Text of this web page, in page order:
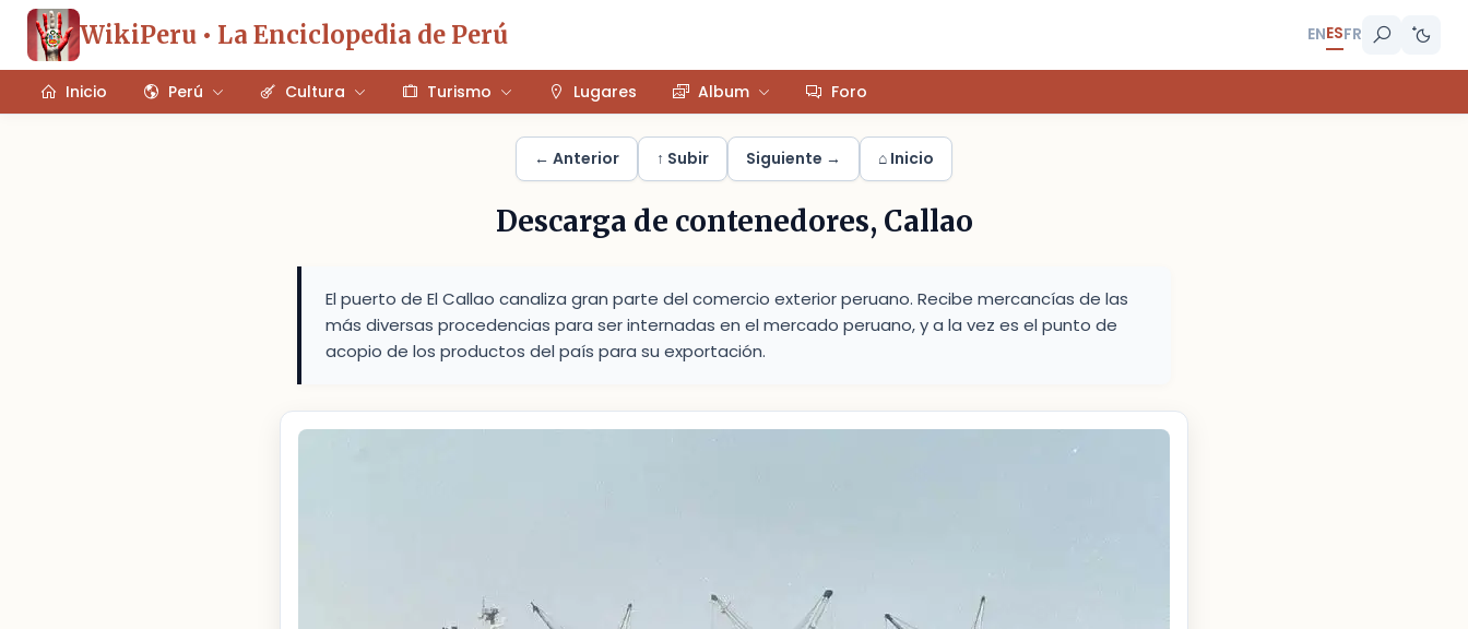
WikiPeru • La Enciclopedia de Perú ENESFR
Inicio Perú Cultura Turismo Lugares Album Foro
← Anterior ↑ Subir Siguiente → ⌂ Inicio
Descarga de contenedores, Callao
El puerto de El Callao canaliza gran parte del comercio exterior peruano. Recibe mercancías de las
más diversas procedencias para ser internadas en el mercado peruano, y a la vez es el punto de
acopio de los productos del país para su exportación.